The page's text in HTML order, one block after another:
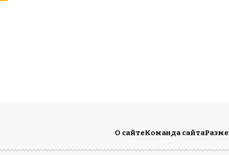
О сайтеКоманда сайта